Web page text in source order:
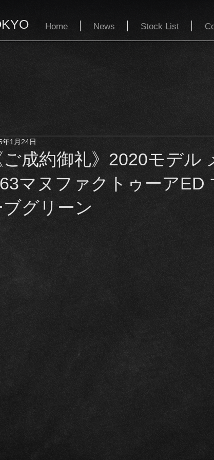
Home News Stock List
ご成約御礼》2020モデル
マヌファクトゥーアED
ブグリーン
年1月24日